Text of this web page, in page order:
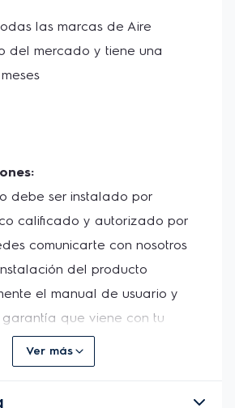
las marcas de Aire
del mercado y tiene una
debe ser instalado por
calificado y autorizado por
comunicarte con nosotros
del producto
el manual de usuario y
que viene con tu
Ver más